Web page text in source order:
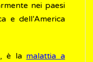
nei paesi
e dell’America
, è la malattia a